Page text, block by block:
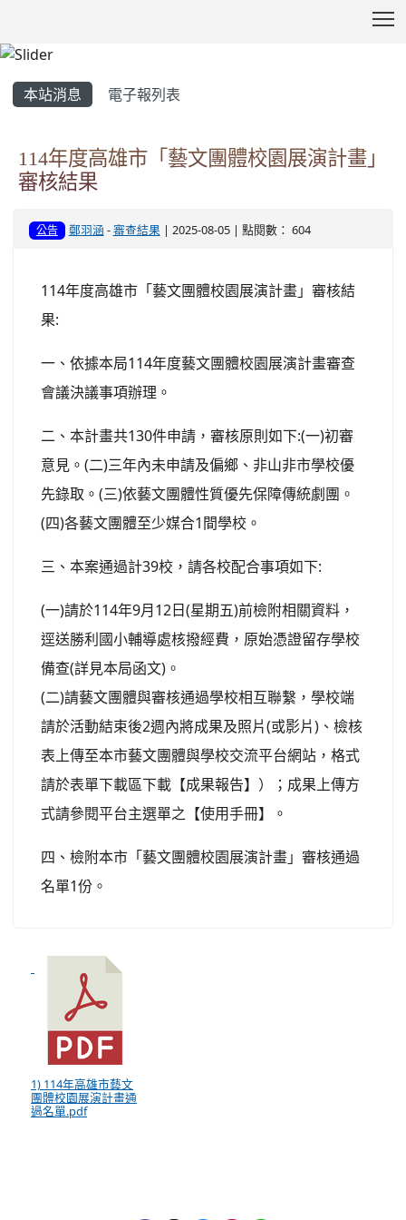
本站消息 電子報列表
114年度高雄市「藝文團體校園展演計畫」
審核結果
公告 鄭羽涵 -審查結果 | 2025-08-05 | 點閱數： 604
114年度高雄市「藝文團體校園展演計畫」審核結
果:
一、依據本局114年度藝文團體校園展演計畫審查
會議決議事項辦理。
二、本計畫共130件申請，審核原則如下:(一)初審
意見。(二)三年內未申請及偏鄉、非山非市學校優
先錄取。(三)依藝文團體性質優先保障傳統劇團。
(四)各藝文團體至少媒合1間學校。
三、本案通過計39校，請各校配合事項如下:
(一)請於114年9月12日(星期五)前檢附相關資料，
逕送勝利國小輔導處核撥經費，原始憑證留存學校
備查(詳見本局函文)。
(二)請藝文團體與審核通過學校相互聯繫，學校端
請於活動結束後2週內將成果及照片(或影片)、檢核
表上傳至本市藝文團體與學校交流平台網站，格式
請於表單下載區下載【成果報告】）；成果上傳方
式請參閱平台主選單之【使用手冊】。
四、檢附本市「藝文團體校園展演計畫」審核通過
名單1份。
1) 114年高雄市藝文
團體校園展演計畫通
過名單.pdf